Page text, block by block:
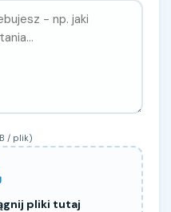
/ plik)
pliki tutaj